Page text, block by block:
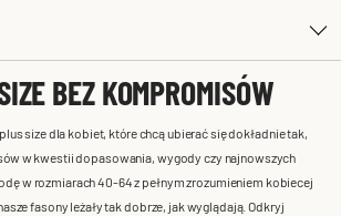
BEZ KOMPROMISÓW
size dla kobiet, które chcą ubierać się dokładnie tak,
w kwestii dopasowania, wygody czy najnowszych
w rozmiarach 40-64 z pełnym zrozumieniem kobiecej
fasony leżały tak dobrze, jak wyglądają. Odkryj